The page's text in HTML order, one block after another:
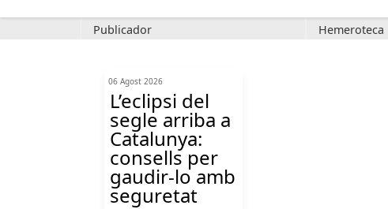
Publicador Hemeroteca
06 Agost 2026
L’eclipsi del
segle arriba a
Catalunya:
consells per
gaudir-lo amb
seguretat